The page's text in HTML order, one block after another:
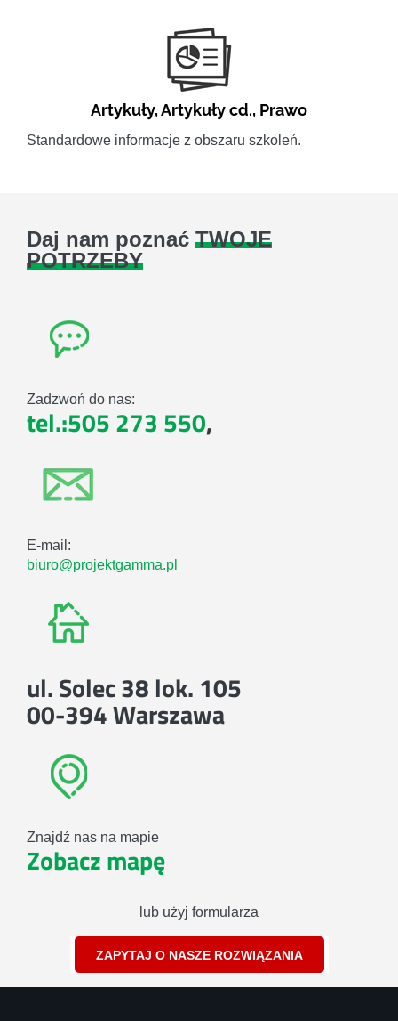
Artykuły,Artykuły cd., Prawo
Standardowe informacje z obszaru szkoleń.
Daj nam poznać TWOJE
POTRZEBY
Zadzwoń do nas:
tel.:505 273 550,
E-mail:
biuro@projektgamma.pl
ul. Solec 38 lok. 105
00-394 Warszawa
Znajdź nas na mapie
Zobacz mapę
lub użyj formularza
ZAPYTAJ O NASZE ROZWIĄZANIA